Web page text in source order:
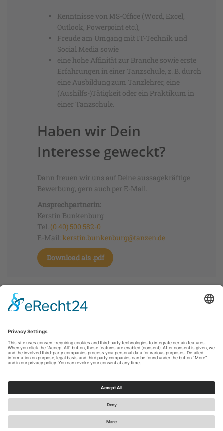
Kenntnisse von MS-Office (Word, Excel,
Outlook, Powerpoint etc.),
Freude am Umgang mit IT-Technik und
Social Media sowie
eine hohe Affinität zur Branche sowie erste
Erfahrungen in einer Tanzschule, z. B. durch
eine Ausbildung zum Tanzlehrer, eine
(Aushilfs-)Tätigkeit oder ein Praktikum in
einer Tanzschule.
Haben wir Dein
Interesse geweckt?
Dann freuen wir uns auf Deine aussagekräftige
Bewerbung, gern auch per E-Mail.
Ansprechpartnerin:
Kerstin Bunkenburg
Tel. (0 40) 500 582-0
E-Mail: kerstin.bunkenburg@tanzen.de
Download als .pdf
tanzen.de
WDTU Service GmbH
©2026WDTU Service GmbH